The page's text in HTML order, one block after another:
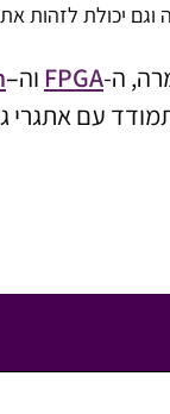
יכולת לזהות
ה-FPGA וה–
עם אתגרי